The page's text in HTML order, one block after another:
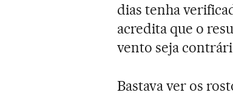
dias tenha
acredita que o
vento seja
Bastava ver os